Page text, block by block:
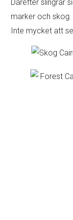
Därefter slingrar
marker och skog.
Inte mycket att